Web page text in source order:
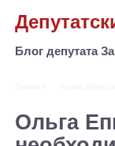
Блог депутата
Ольга